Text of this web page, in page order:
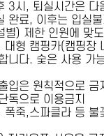
3시, 퇴실시간은 다
료, 이후는 입실불
별) 제한 인원에 맞
형 캠핑카(캠핑장
니다. 숯은 사용 가
입은 원칙적으로 금
독으로 이용금지
죽,스파클라 등 불